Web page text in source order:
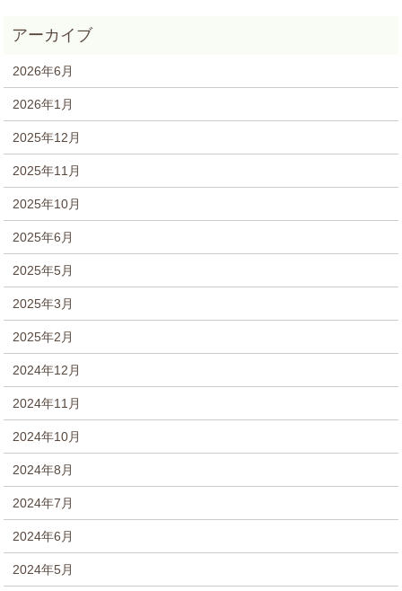
2026年6月
2026年1月
2025年12月
2025年11月
2025年10月
2025年6月
2025年5月
2025年3月
2025年2月
2024年12月
2024年11月
2024年10月
2024年8月
2024年7月
2024年6月
2024年5月